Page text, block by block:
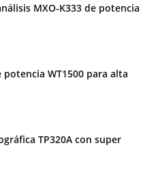
MXO-K333 de potencia
WT1500 para alta
TP320A con super